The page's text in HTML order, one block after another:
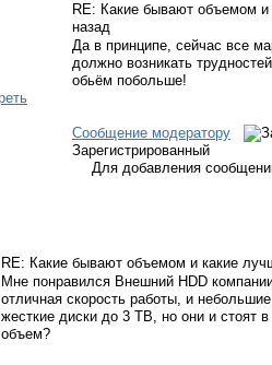
RE: Какие бывают объемом и
назад
Да в принципе, сейчас все
должно возникать
обьём побольше!
Сообщение модератору
Зарегистрированный
Для добавления
RE: Какие бывают объемом и какие
Мне понравился Внешний HDD
отличная скорость работы, и
жесткие диски до 3 TB, но они и стоят
объем?